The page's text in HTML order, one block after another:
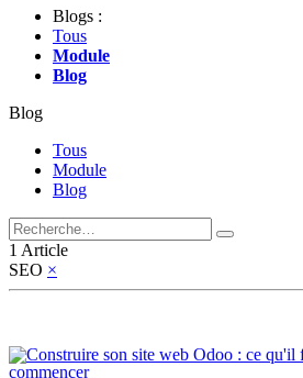
Blogs :
Tous
Module
Blog
Blog
Tous
Module
Blog
1 Article
SEO ×